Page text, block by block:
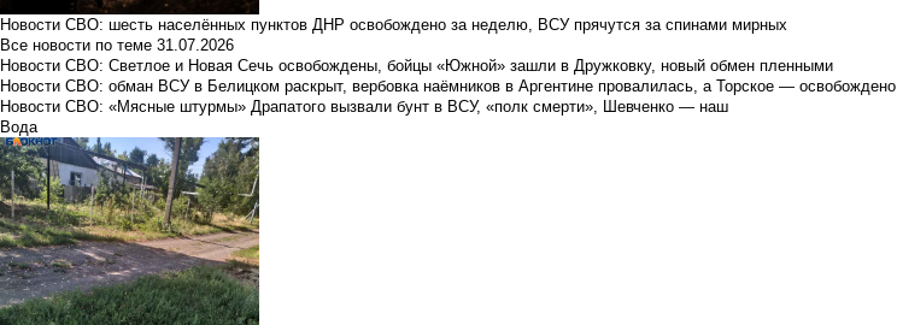
Новости СВО: шесть населённых пунктов ДНР освобождено за неделю, ВСУ прячутся за спинами мирных
Все новости по теме 31.07.2026
Новости СВО: Светлое и Новая Сечь освобождены, бойцы «Южной» зашли в Дружковку, новый обмен пленными
Новости СВО: обман ВСУ в Белицком раскрыт, вербовка наёмников в Аргентине провалилась, а Торское — освобождено
Новости СВО: «Мясные штурмы» Драпатого вызвали бунт в ВСУ, «полк смерти», Шевченко — наш
Вода